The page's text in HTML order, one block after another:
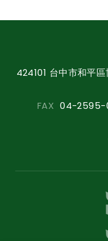
424101 台中市和平
FAX 04-2595-